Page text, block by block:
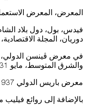
المعرض، المعرض الاستعماري
فيدس، بول، دول بلاد
دوريان، المجلة الاقتصادية،
في معرض ڤينسن الدولي،
والشرق المتوسط، مايو 1931، 12–17.
معرض باريس الدولي 1937، أخبار المعرض، أكتوبر 1937.
بالإضافة إلى روائع فيليب